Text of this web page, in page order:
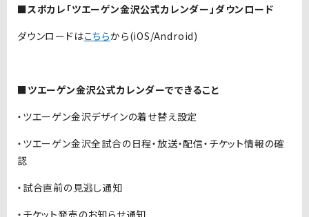
■スポカレ「ツエーゲン金沢公式カレンダー」ダウンロード
ダウンロードはこちらから(iOS/Android)
■ツエーゲン金沢公式カレンダーでできること
・ツエーゲン金沢デザインの着せ替え設定
・ツエーゲン金沢全試合の日程・放送・配信・チケット情報の確
認
・試合直前の見逃し通知
・チケット発売のお知らせ通知